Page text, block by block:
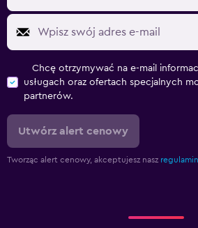
Chcę otrzymywać na e-mail
usługach oraz ofertach specjalnych
partnerów.
Utwórz alert cenowy
Tworząc alert cenowy, akceptujesz nasz regulamin